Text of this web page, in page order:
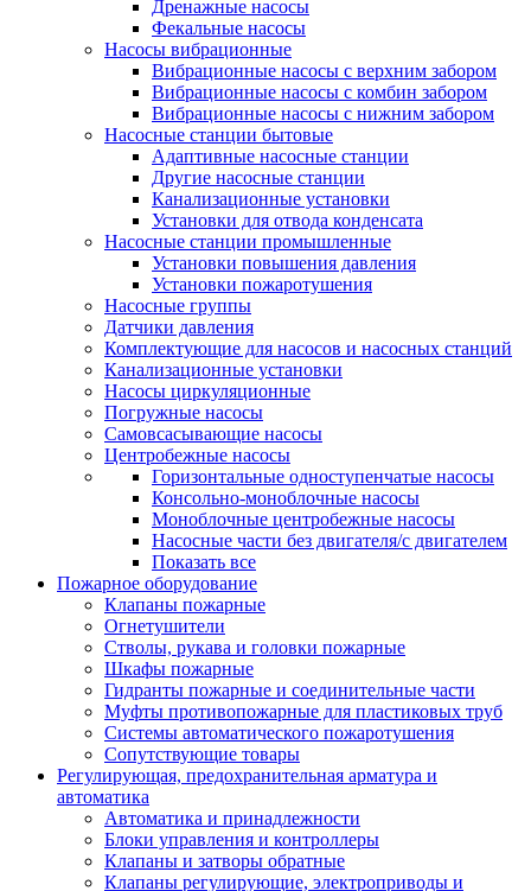
Дренажные насосы
Фекальные насосы
Насосы вибрационные
Вибрационные насосы с верхним забором
Вибрационные насосы с комбин забором
Вибрационные насосы с нижним забором
Насосные станции бытовые
Адаптивные насосные станции
Другие насосные станции
Канализационные установки
Установки для отвода конденсата
Насосные станции промышленные
Установки повышения давления
Установки пожаротушения
Насосные группы
Датчики давления
Комплектующие для насосов и насосных станций
Канализационные установки
Насосы циркуляционные
Погружные насосы
Самовсасывающие насосы
Центробежные насосы
Горизонтальные одноступенчатые насосы
Консольно-моноблочные насосы
Моноблочные центробежные насосы
Насосные части без двигателя/с двигателем
Показать все
Пожарное оборудование
Клапаны пожарные
Огнетушители
Стволы, рукава и головки пожарные
Шкафы пожарные
Гидранты пожарные и соединительные части
Муфты противопожарные для пластиковых труб
Системы автоматического пожаротушения
Сопутствующие товары
Регулирующая, предохранительная арматура и
автоматика
Автоматика и принадлежности
Блоки управления и контроллеры
Клапаны и затворы обратные
Клапаны регулирующие, электроприводы и